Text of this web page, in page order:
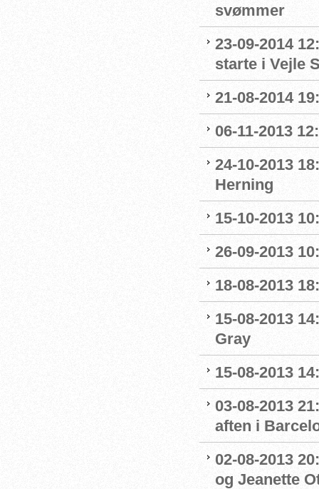
svømmer
23-09-2014
starte i Vejle
21-08-2014
06-11-2013
24-10-2013
Herning
15-10-2013
26-09-2013
18-08-2013
15-08-2013
Gray
15-08-2013
03-08-2013
aften i
02-08-2013
og Jeanette